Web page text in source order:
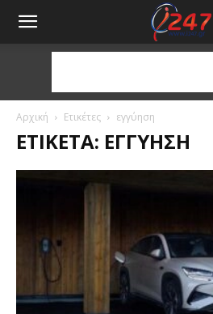
Αρχική Ετικέτες εγγύηση
ΕΤΙΚΈΤΑ: ΕΓΓΎΗΣΗ